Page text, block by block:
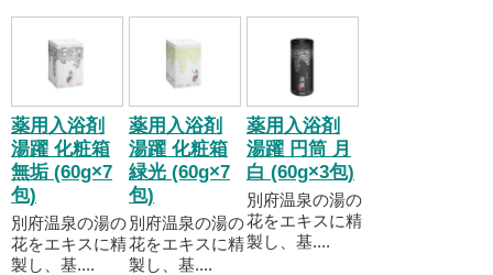
薬用入浴剤
湯躍 化粧箱
無垢 (60g×7
包)
別府温泉の湯の
花をエキスに精
製し、基....
薬用入浴剤
湯躍 化粧箱
緑光 (60g×7
包)
別府温泉の湯の
花をエキスに精
製し、基....
薬用入浴剤
湯躍 円筒 月
白 (60g×3包)
別府温泉の湯の
花をエキスに精
製し、基....